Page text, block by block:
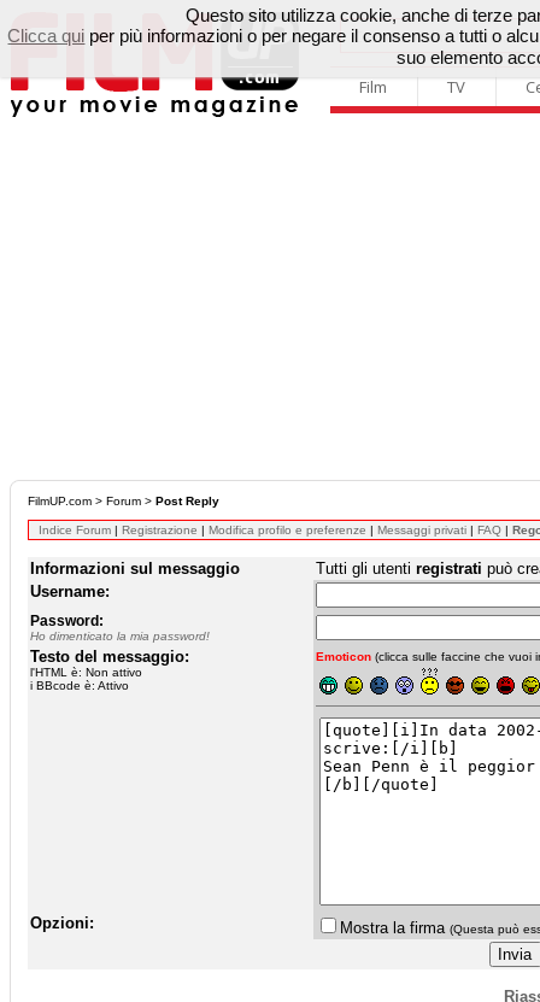
Film TV
FilmUP.com > Forum > Post Reply
Indice Forum | Registrazione | Modifica profilo e preferenze | Messaggi privati | FAQ |
Informazioni sul messaggio Tutti gli utenti registrati può
Username:
Password:
Ho dimenticato la mia password!
Testo del messaggio:
l'HTML è: Non attivo
i BBcode è: Attivo
Emoticon (clicca sulle faccine che vuoi
Opzioni: Mostra la firma (Questa può
Questo sito utilizza cookie, anche di terze
Clicca qui per più informazioni o per negare il consenso a tutti o
suo elemento